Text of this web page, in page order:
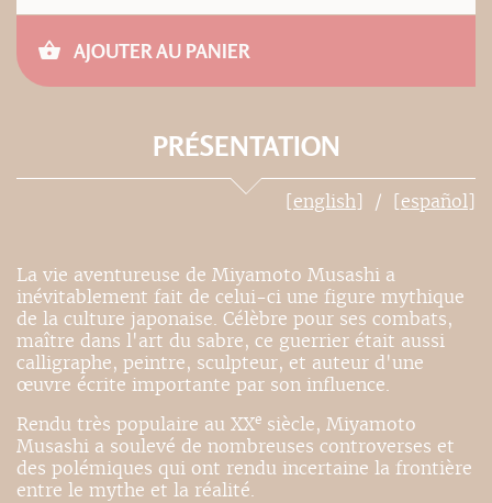
AJOUTER AU PANIER
PRÉSENTATION
[english] [español]
La vie aventureuse de Miyamoto Musashi a
inévitablement fait de celui-ci une figure mythique
de la culture japonaise. Célèbre pour ses combats,
maître dans l'art du sabre, ce guerrier était aussi
calligraphe, peintre, sculpteur, et auteur d'une
œuvre écrite importante par son influence.
Rendu très populaire au XXe siècle, Miyamoto
Musashi a soulevé de nombreuses controverses et
des polémiques qui ont rendu incertaine la frontière
entre le mythe et la réalité.